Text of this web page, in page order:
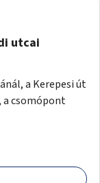
utcai
a Kerepesi út
a csomópont